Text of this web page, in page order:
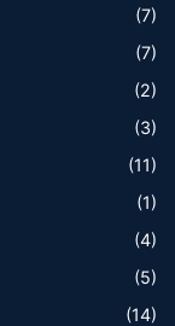
(7)
(7)
(2)
(3)
(11)
(1)
(4)
(5)
(14)